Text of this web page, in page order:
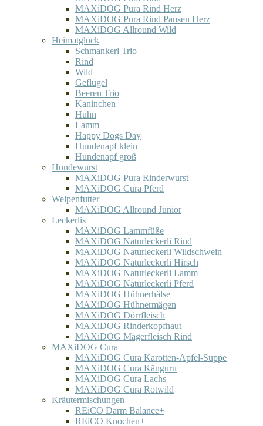
MAXiDOG Pura Rind Herz
MAXiDOG Pura Rind Pansen Herz
MAXiDOG Allround Wild
Heimatglück
Schmankerl Trio
Rind
Wild
Geflügel
Beeren Trio
Kaninchen
Huhn
Lamm
Happy Dogs Day
Hundenapf klein
Hundenapf groß
Hundewurst
MAXiDOG Pura Rinderwurst
MAXiDOG Cura Pferd
Welpenfutter
MAXiDOG Allround Junior
Leckerlis
MAXiDOG Lammfüße
MAXiDOG Naturleckerli Rind
MAXiDOG Naturleckerli Wildschwein
MAXiDOG Naturleckerli Hirsch
MAXiDOG Naturleckerli Lamm
MAXiDOG Naturleckerli Pferd
MAXiDOG Hühnerhälse
MAXiDOG Hühnermägen
MAXiDOG Dörrfleisch
MAXiDOG Rinderkopfhaut
MAXiDOG Magerfleisch Rind
MAXiDOG Cura
MAXiDOG Cura Karotten-Apfel-Suppe
MAXiDOG Cura Känguru
MAXiDOG Cura Lachs
MAXiDOG Cura Rotwild
Kräutermischungen
REiCO Darm Balance+
REiCO Knochen+